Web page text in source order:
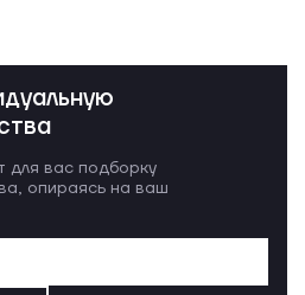
вас подборку
опираясь на ваш